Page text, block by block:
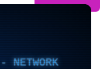
NETWORK